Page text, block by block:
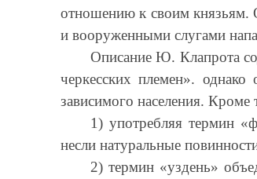
отношению к своим князьям.
и вооруженными слугами
Описание Ю. Клапрота
черкесских племен».
зависимого населения.
1) употребляя термин
несли натуральные
2) термин «уздень»